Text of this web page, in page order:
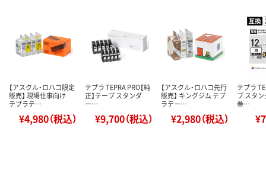
【アスクル・ロハコ限定
販売】 現場仕事向け
テプラテ…
¥4,980（税込）
テプラ TEPRA PRO【純
正】テープ スタンダ
ー…
¥9,700（税込）
【アスクル・ロハコ先行
販売】 キングジム テプ
ラテー…
¥2,980（税込）
テプラ
プ スタ
巻…